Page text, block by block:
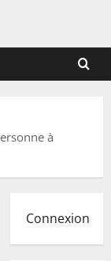
à
Connexion